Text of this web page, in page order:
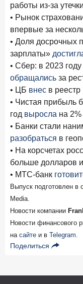
18 февраля 2026 года
Не по цене, а по
подписки в 2025
17 февраля 2026 года
Бизнес на
место
6 февраля 2026 года
По итогам января
составил 822,8
2 февраля 2026 года
Premium Banking в
и стратегии банков
30 января 2026 года
Главные «болевые
расчетного счета в
26 января 2026 года
Ипотека. Итоги
15 января 2026 года
составил 1 326,5
работы из-за
• Рынок
впервые за
• Доля досрочных
зарплаты»
• Сбер: в 2023
обращались за
• ЦБ внес в
• Чистая прибыль
год выросла на 2%
• Банки стали
разобраться в
• На корсчетах
больше долларов
• МТС-банк
Выпуск подготовлен
Media.
Новости компании
Новости финансового
на сайте и в Telegram
Поделиться